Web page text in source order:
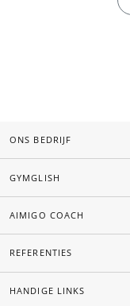
ONS BEDRIJF
GYMGLISH
AIMIGO COACH
REFERENTIES
HANDIGE LINKS